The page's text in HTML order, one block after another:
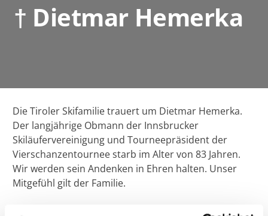
† Dietmar Hemerka
Die Tiroler Skifamilie trauert um Dietmar Hemerka.
Der langjährige Obmann der Innsbrucker
Skiläufervereinigung und Tourneepräsident der
Vierschanzentournee starb im Alter von 83 Jahren.
Wir werden sein Andenken in Ehren halten. Unser
Mitgefühl gilt der Familie.